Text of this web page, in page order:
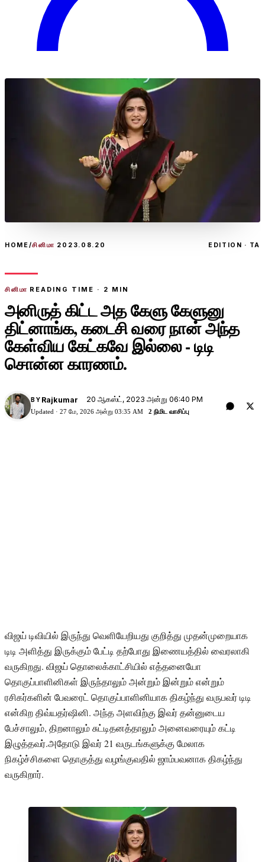
HOME/சினிமா 2023.08.20 EDITION · TA
சினிமா READING TIME · 2 MIN
அனிருத் கிட்ட அத கேளு கேளுனு
திட்னாங்க, கடைசி வரை நான் அந்த
கேள்விய கேட்கவே இல்லை - டிடி
சொன்ன காரணம்.
BY Rajkumar 20 ஆகஸ்ட், 2023 அன்று 06:40 PM
Updated · 27 மே, 2026 அன்று 03:35 AM 2 நிமிட வாசிப்பு
விஜய் டிவியில் இருந்து வெளியேறியது குறித்து முதன்முறையாக
டிடி அளித்து இருக்கும் பேட்டி தற்போது இணையத்தில் வைரலாகி
வருகிறது. விஜய் தொலைக்காட்சியில் எத்தனையோ
தொகுப்பாளினிகள் இருந்தாலும் அன்றும் இன்றும் என்றும்
ரசிகர்களின் பேவரைட் தொகுப்பாளினியாக திகழ்ந்து வருபவர் டிடி
என்கிற திவ்யதர்ஷினி. அந்த அளவிற்கு இவர் தன்னுடைய
பேச்சாலும், திறனாலும் சுட்டிதனத்தாலும் அனைவரையும் கட்டி
இழுத்தவர்.அதோடு இவர் 21 வருடங்களுக்கு மேலாக
நிகழ்ச்சிகளை தொகுத்து வழங்குவதில் ஜாம்பவனாக திகழ்ந்து
வருகிறார்.